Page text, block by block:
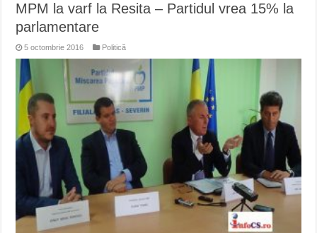
MPM la varf la Resita – Partidul vrea 15% la
parlamentare
5 octombrie 2016 Politică